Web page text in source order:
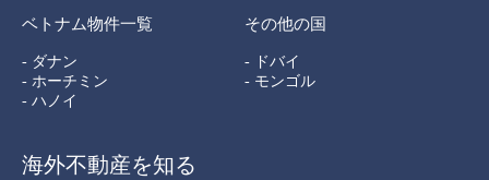
ベトナム物件一覧
- ダナン
- ホーチミン
- ハノイ
その他の国
- ドバイ
- モンゴル
海外不動産を知る